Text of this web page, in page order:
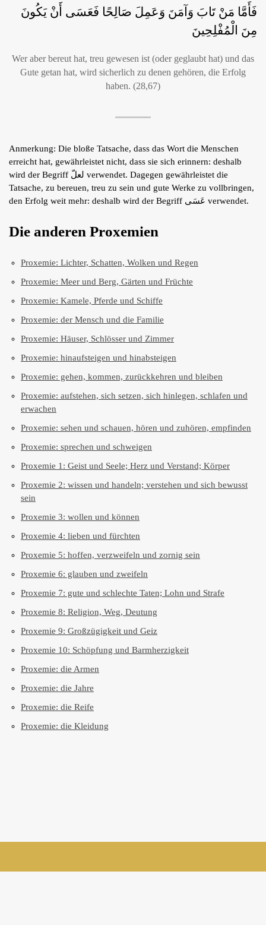
فَأَمَّا مَنْ تَابَ وَآمَنَ وَعَمِلَ صَالِحًا فَعَسَى أَنْ يَكُونَ
مِنَ الْمُفْلِحِينَ
Wer aber bereut hat, treu gewesen ist (oder geglaubt hat) und das
Gute getan hat, wird sicherlich zu denen gehören, die Erfolg
haben. (28,67)
Anmerkung: Die bloße Tatsache, dass das Wort die Menschen
erreicht hat, gewährleistet nicht, dass sie sich erinnern: deshalb
wird der Begriff لعلّ verwendet. Dagegen gewährleistet die
Tatsache, zu bereuen, treu zu sein und gute Werke zu vollbringen,
den Erfolg weit mehr: deshalb wird der Begriff عَسَى verwendet.
Die anderen Proxemien
Proxemie: Lichter, Schatten, Wolken und Regen
Proxemie: Meer und Berg, Gärten und Früchte
Proxemie: Kamele, Pferde und Schiffe
Proxemie: der Mensch und die Familie
Proxemie: Häuser, Schlösser und Zimmer
Proxemie: hinaufsteigen und hinabsteigen
Proxemie: gehen, kommen, zurückkehren und bleiben
Proxemie: aufstehen, sich setzen, sich hinlegen, schlafen und
erwachen
Proxemie: sehen und schauen, hören und zuhören, empfinden
Proxemie: sprechen und schweigen
Proxemie 1: Geist und Seele; Herz und Verstand; Körper
Proxemie 2: wissen und handeln; verstehen und sich bewusst
sein
Proxemie 3: wollen und können
Proxemie 4: lieben und fürchten
Proxemie 5: hoffen, verzweifeln und zornig sein
Proxemie 6: glauben und zweifeln
Proxemie 7: gute und schlechte Taten; Lohn und Strafe
Proxemie 8: Religion, Weg, Deutung
Proxemie 9: Großzügigkeit und Geiz
Proxemie 10: Schöpfung und Barmherzigkeit
Proxemie: die Armen
Proxemie: die Jahre
Proxemie: die Reife
Proxemie: die Kleidung